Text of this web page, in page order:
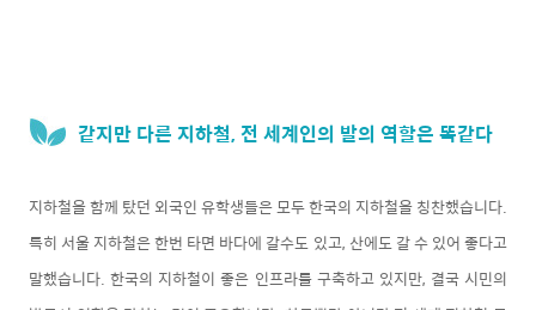
같지만 다른 지하철, 전 세계인의 발의 역할은 똑같다
지하철을 함께 탔던 외국인 유학생들은 모두 한국의 지하철을 칭찬했습니다.
특히 서울 지하철은 한번 타면 바다에 갈수도 있고, 산에도 갈 수 있어 좋다고
말했습니다. 한국의 지하철이 좋은 인프라를 구축하고 있지만, 결국 시민의